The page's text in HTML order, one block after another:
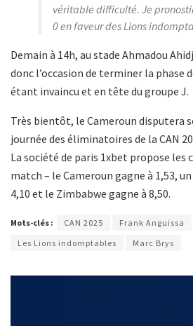
véritable difficulté. Je
0 en faveur des Lions
Demain à 14h, au stade Ahmadou
donc l’occasion de terminer la phase
étant invaincu et en tête du groupe J.
Très bientôt, le Cameroun disputera
journée des éliminatoires de la CAN
La société de paris 1xbet propose les
match – le Cameroun gagne à 1,53,
4,10 et le Zimbabwe gagne à 8,50.
Mots-clés : CAN 2025
Frank Anguissa
Les Lions indomptables
Marc Brys